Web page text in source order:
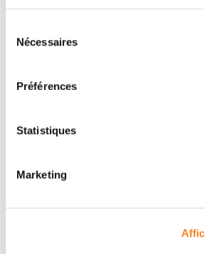
Nécessaires
Préférences
Statistiques
Marketing
Membres